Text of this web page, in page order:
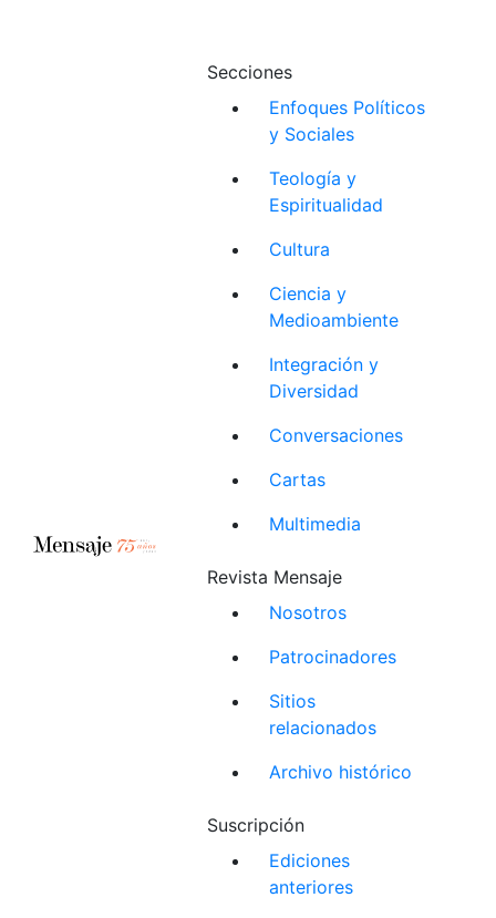
Secciones
Enfoques Políticos
y Sociales
Teología y
Espiritualidad
Cultura
Ciencia y
Medioambiente
Integración y
Diversidad
Conversaciones
Cartas
Multimedia
Revista Mensaje
Nosotros
Patrocinadores
Sitios
relacionados
Archivo histórico
Suscripción
Ediciones
anteriores